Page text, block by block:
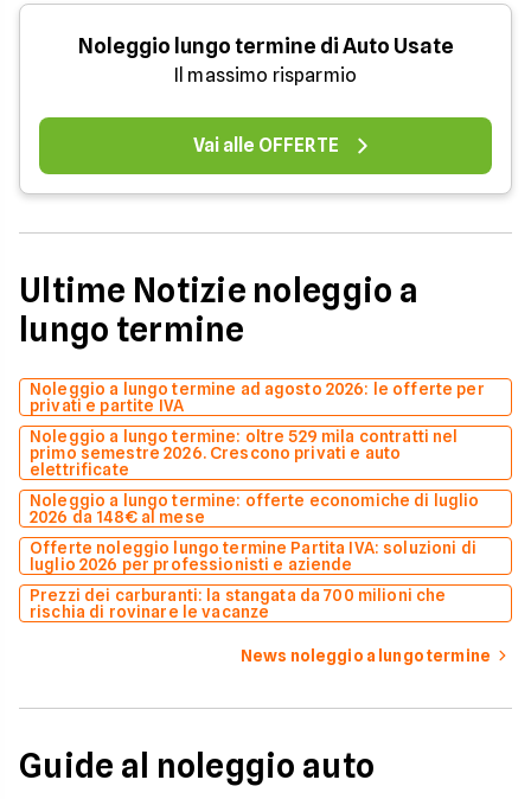
Noleggio lungo termine di Auto Usate
Il massimo risparmio
Vai alle OFFERTE
Ultime Notizie noleggio a
lungo termine
Noleggio a lungo termine ad agosto 2026: le offerte per
privati e partite IVA
Noleggio a lungo termine: oltre 529 mila contratti nel
primo semestre 2026. Crescono privati e auto
elettrificate
Noleggio a lungo termine: offerte economiche di luglio
2026 da 148€ al mese
Offerte noleggio lungo termine Partita IVA: soluzioni di
luglio 2026 per professionisti e aziende
Prezzi dei carburanti: la stangata da 700 milioni che
rischia di rovinare le vacanze
News noleggio a lungo termine
Guide al noleggio auto